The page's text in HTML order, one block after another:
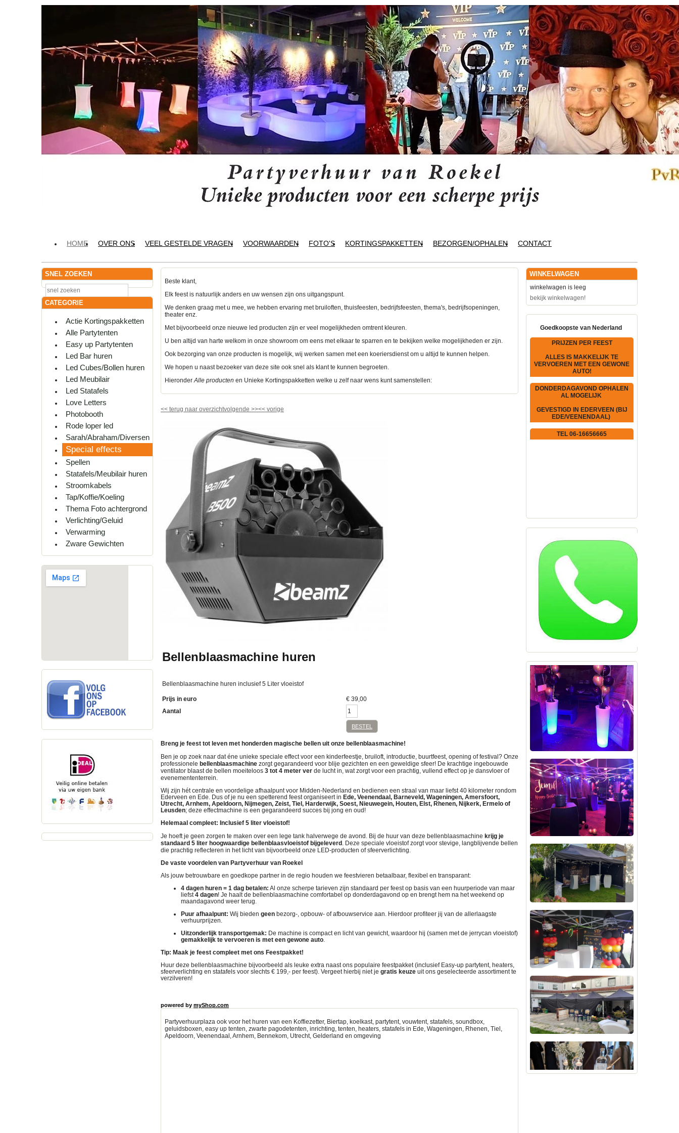
HOME OVER ONS VEEL GESTELDE VRAGEN VOORWAARDEN FOTO'S KORTINGSPAKKETTEN BEZORGEN/OPHALEN CONTACT
SNEL ZOEKEN
CATEGORIE
Actie Kortingspakketten
Alle Partytenten
Easy up Partytenten
Led Bar huren
Led Cubes/Bollen huren
Led Meubilair
Led Statafels
Love Letters
Photobooth
Rode loper led
Sarah/Abraham/Diversen
Special effects
Spellen
Statafels/Meubilair huren
Stroomkabels
Tap/Koffie/Koeling
Thema Foto achtergrond
Verlichting/Geluid
Verwarming
Zware Gewichten
Beste klant,
Elk feest is natuurlijk anders en uw wensen zijn ons uitgangspunt.
We denken graag met u mee, we hebben ervaring met bruiloften, thuisfeesten, bedrijfsfeesten, thema's, bedrijfsopeningen,
theater enz.
Met bijvoorbeeld onze nieuwe led producten zijn er veel mogelijkheden omtrent kleuren.
U ben altijd van harte welkom in onze showroom om eens met elkaar te sparren en te bekijken welke mogelijkheden er zijn.
Ook bezorging van onze producten is mogelijk, wij werken samen met een koeriersdienst om u altijd te kunnen helpen.
We hopen u naast bezoeker van deze site ook snel als klant te kunnen begroeten.
HieronderAlle producten en Unieke Kortingspakketten welke u zelf naar wens kunt samenstellen:
<< terug naar overzichtvolgende >><< vorige
Bellenblaasmachine huren
Bellenblaasmachine huren inclusief 5 Liter vloeistof
Prijs in euro € 39,00
Aantal
BESTEL
Breng je feest tot leven met honderden magische bellen uit onze bellenblaasmachine!
Ben je op zoek naar dat éne unieke speciale effect voor een kinderfeestje, bruiloft, introductie, buurtfeest, opening of festival? Onze
professionele bellenblaasmachine zorgt gegarandeerd voor blije gezichten en een geweldige sfeer! De krachtige ingebouwde
ventilator blaast de bellen moeiteloos 3 tot 4 meter ver de lucht in, wat zorgt voor een prachtig, vullend effect op je dansvloer of
evenemententerrein.
Wij zijn hét centrale en voordelige afhaalpunt voor Midden-Nederland en bedienen een straal van maar liefst 40 kilometer rondom
Ederveen en Ede. Dus of je nu een spetterend feest organiseert in Ede, Veenendaal, Barneveld, Wageningen, Amersfoort,
Utrecht, Arnhem, Apeldoorn, Nijmegen, Zeist, Tiel, Harderwijk, Soest, Nieuwegein, Houten, Elst, Rhenen, Nijkerk, Ermelo of
Leusden; deze effectmachine is een gegarandeerd succes bij jong en oud!
Helemaal compleet: Inclusief 5 liter vloeistof!
Je hoeft je geen zorgen te maken over een lege tank halverwege de avond. Bij de huur van deze bellenblaasmachine krijg je
standaard 5 liter hoogwaardige bellenblaasvloeistof bijgeleverd . Deze speciale vloeistof zorgt voor stevige, langblijvende bellen
die prachtig reflecteren in het licht van bijvoorbeeld onze LED-producten of sfeerverlichting.
De vaste voordelen van Partyverhuur van Roekel
Als jouw betrouwbare en goedkope partner in de regio houden we feestvieren betaalbaar, flexibel en transparant:
4 dagen huren = 1 dag betalen: Al onze scherpe tarieven zijn standaard per feest op basis van een huurperiode van maar
liefst4 dagen! Je haalt de bellenblaasmachine comfortabel op donderdagavond op en brengt hem na het weekend op
maandagavond weer terug.
Puur afhaalpunt: Wij bieden geen bezorg-, opbouw- of afbouwservice aan. Hierdoor profiteer jij van de allerlaagste
verhuurprijzen.
Uitzonderlijk transportgemak: De machine is compact en licht van gewicht, waardoor hij (samen met de jerrycan vloeistof)
gemakkelijk te vervoeren is met een gewone auto.
Tip: Maak je feest compleet met ons Feestpakket!
Huur deze bellenblaasmachine bijvoorbeeld als leuke extra naast ons populaire feestpakket (inclusief Easy-up partytent, heaters,
sfeerverlichting en statafels voor slechts € 199,- per feest). Vergeet hierbij niet je gratis keuze uit ons geselecteerde assortiment te
verzilveren!
powered by myShop.com
Partyverhuurplaza ook voor het huren van een Koffiezetter, Biertap, koelkast, partytent, vouwtent, statafels, soundbox,
geluidsboxen, easy up tenten, zwarte pagodetenten, inrichting, tenten, heaters, statafels in Ede, Wageningen, Rhenen, Tiel,
Apeldoorn, Veenendaal, Arnhem, Bennekom, Utrecht, Gelderland en omgeving
WINKELWAGEN
winkelwagen is leeg
bekijk winkelwagen!
Goedkoopste van Nederland
PRIJZEN PER FEEST
ALLES IS MAKKELIJK TE
VERVOEREN MET EEN GEWONE
AUTO!
DONDERDAGAVOND OPHALEN
AL MOGELIJK
GEVESTIGD IN EDERVEEN (BIJ
EDE/VEENENDAAL)
TEL 06-16656665